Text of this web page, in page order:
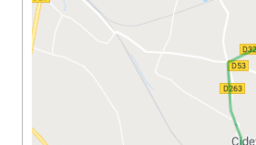
Parcours & Courses
Outils & Réseaux